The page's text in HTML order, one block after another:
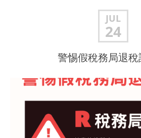
JUL
24
警惕假稅務局退稅